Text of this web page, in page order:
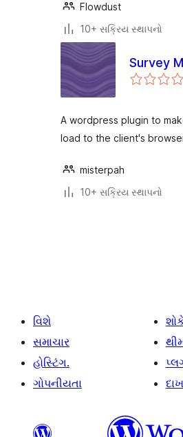
Flowdust
10+ સક્રિય સ્થાપનો
Survey
A wordpress plugin to
load to the client's
misterpah
10+ સક્રિય સ્થાપનો
વિશે
સમાચાર
હોસ્ટિંગ.
ગોપનીયતા